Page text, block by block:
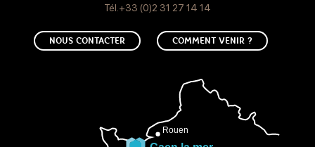
Tél.+33 (0)2 31 27 14 14
NOUS CONTACTER COMMENT VENIR ?